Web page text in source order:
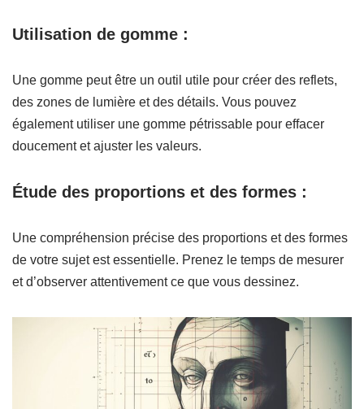
Utilisation de gomme :
Une gomme peut être un outil utile pour créer des reflets,
des zones de lumière et des détails. Vous pouvez
également utiliser une gomme pétrissable pour effacer
doucement et ajuster les valeurs.
Étude des proportions et des formes :
Une compréhension précise des proportions et des formes
de votre sujet est essentielle. Prenez le temps de mesurer
et d’observer attentivement ce que vous dessinez.